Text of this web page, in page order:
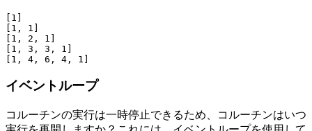
[1]
[1, 1]
[1, 2, 1]
[1, 3, 3, 1]
イベントループ
コルーチンの実行は一時停止できるため、コルーチンはいつ